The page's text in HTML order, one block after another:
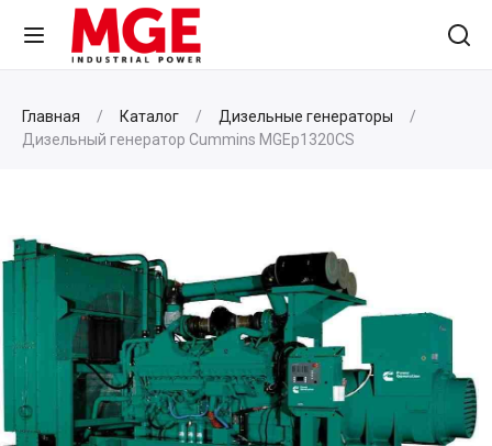
Главная Каталог
Дизельные генераторы
Дизельный генератор Cummins MGEp1320CS